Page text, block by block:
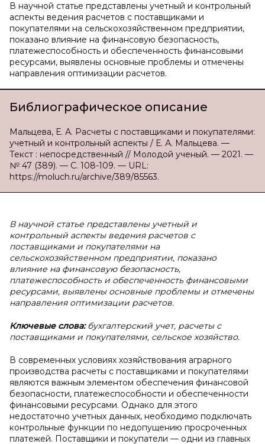
В научной статье представлены учетный и контрольный
аспекты ведения расчетов с поставщиками и
покупателями на сельскохозяйственном предприятии,
показано влияние на финансовую безопасность,
платежеспособность и обеспеченность финансовыми
ресурсами, выявлены основные проблемы и отмечены
направления оптимизации расчетов.
Библиографическое описание
Мальцева, Е. А. Расчеты с поставщиками и покупателями:
учетный и контрольный аспекты / Е. А. Мальцева. —
Текст : непосредственный // Молодой ученый. — 2021. —
№ 47 (389). — С. 108-109. — URL:
https://moluch.ru/archive/389/85563.
В научной статье представлены учетный и
контрольный аспекты ведения расчетов с
поставщиками и покупателями на
сельскохозяйственном предприятии, показано
влияние на финансовую безопасность,
платежеспособность и обеспеченность финансовыми
ресурсами, выявлены основные проблемы и отмечены
направления оптимизации расчетов.
Ключевые слова:бухгалтерский учет, расчеты с
поставщиками и покупателями, сельское хозяйство.
В современных условиях хозяйствования аграрного
производства расчеты с поставщиками и покупателями
являются важным элементом обеспечения финансовой
безопасности, платежеспособности и обеспеченности
финансовыми ресурсами. Однако для этого
недостаточно учетных данных, необходимо подключать
контрольные функции по недопущению просроченных
платежей. Поставщики и покупатели — одни из главных